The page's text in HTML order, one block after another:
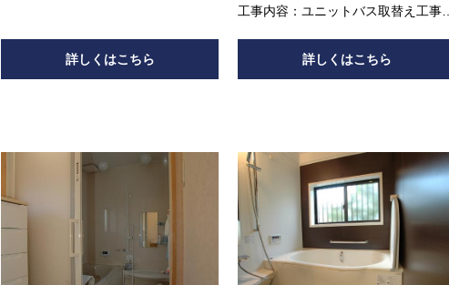
詳しくはこちら
工事内容：ユニットバス取替え工事
詳しくはこちら